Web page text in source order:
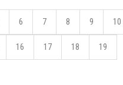
6 7 8 9 10
16 17 18 19